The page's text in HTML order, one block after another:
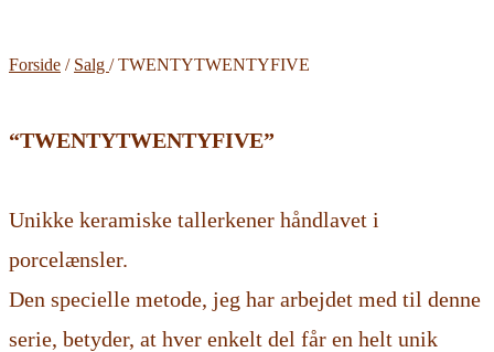
Forside / Salg / TWENTYTWENTYFIVE
“TWENTYTWENTYFIVE”
Unikke keramiske tallerkener håndlavet i
porcelænsler.
Den specielle metode, jeg har arbejdet med til denne
serie, betyder, at hver enkelt del får en helt unik